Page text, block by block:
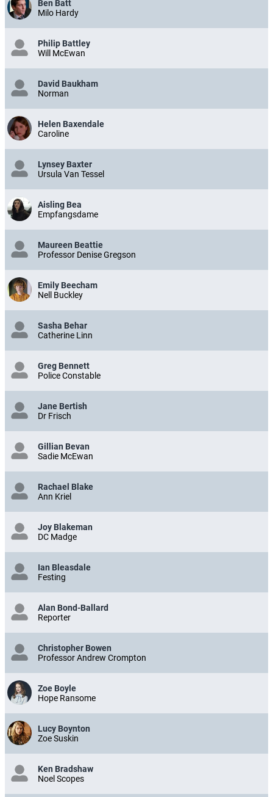
Ben Batt
Milo Hardy
Philip Battley
Will McEwan
David Baukham
Norman
Helen Baxendale
Caroline
Lynsey Baxter
Ursula Van Tessel
Aisling Bea
Empfangsdame
Maureen Beattie
Professor Denise Gregson
Emily Beecham
Nell Buckley
Sasha Behar
Catherine Linn
Greg Bennett
Police Constable
Jane Bertish
Dr Frisch
Gillian Bevan
Sadie McEwan
Rachael Blake
Ann Kriel
Joy Blakeman
DC Madge
Ian Bleasdale
Festing
Alan Bond-Ballard
Reporter
Christopher Bowen
Professor Andrew Crompton
Zoe Boyle
Hope Ransome
Lucy Boynton
Zoe Suskin
Ken Bradshaw
Noel Scopes